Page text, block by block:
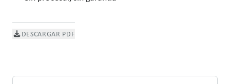
DESCARGAR PDF